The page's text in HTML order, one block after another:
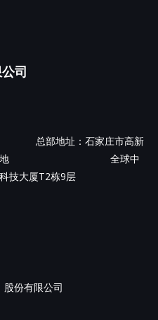
司
总部地址： 石家庄市高新
光显产业基地 全球中
技大厦T2栋9层
份有限公司